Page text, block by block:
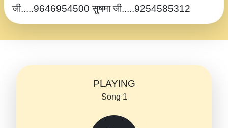
जी.....9646954500 सुषमा जी.....9254585312
PLAYING
Song 1